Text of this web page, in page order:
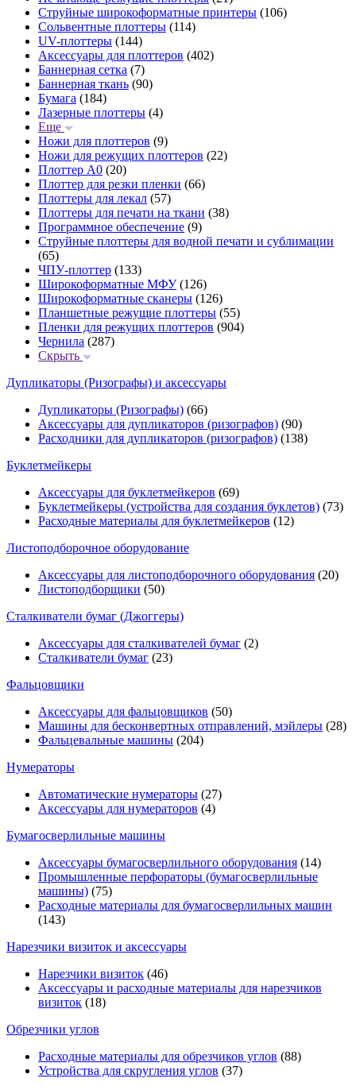
Струйные широкоформатные принтеры (106)
Сольвентные плоттеры (114)
UV-плоттеры (144)
Аксессуары для плоттеров (402)
Баннерная сетка (7)
Баннерная ткань (90)
Бумага (184)
Лазерные плоттеры (4)
Еще
Ножи для плоттеров (9)
Ножи для режущих плоттеров (22)
Плоттер А0 (20)
Плоттер для резки пленки (66)
Плоттеры для лекал (57)
Плоттеры для печати на ткани (38)
Программное обеспечение (9)
Струйные плоттеры для водной печати и сублимации
(65)
ЧПУ-плоттер (133)
Широкоформатные МФУ(126)
Широкоформатные сканеры (126)
Планшетные режущие плоттеры (55)
Пленки для режущих плоттеров (904)
Чернила (287)
Скрыть
Дупликаторы (Ризографы) и аксессуары
Дупликаторы (Ризографы) (66)
Аксессуары для дупликаторов (ризографов) (90)
Расходники для дупликаторов (ризографов) (138)
Буклетмейкеры
Аксессуары для буклетмейкеров (69)
Буклетмейкеры (устройства для создания буклетов) (73)
Расходные материалы для буклетмейкеров (12)
Листоподборочное оборудование
Аксессуары для листоподборочного оборудования (20)
Листоподборщики (50)
Сталкиватели бумаг (Джоггеры)
Аксессуары для сталкивателей бумаг (2)
Сталкиватели бумаг (23)
Фальцовщики
Аксессуары для фальцовщиков (50)
Машины для бесконвертных отправлений, мэйлеры (28)
Фальцевальные машины (204)
Нумераторы
Автоматические нумераторы (27)
Аксессуары для нумераторов (4)
Бумагосверлильные машины
Аксессуары бумагосверлильного оборудования (14)
Промышленные перфораторы (бумагосверлильные
машины) (75)
Расходные материалы для бумагосверлильных машин
(143)
Нарезчики визиток и аксессуары
Нарезчики визиток (46)
Аксессуары и расходные материалы для нарезчиков
визиток (18)
Обрезчики углов
Расходные материалы для обрезчиков углов (88)
Устройства для скругления углов (37)